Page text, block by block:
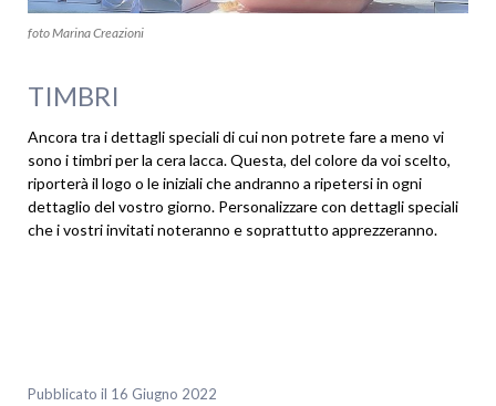
foto Marina Creazioni
TIMBRI
Ancora tra i dettagli speciali di cui non potrete fare a meno vi
sono i timbri per la cera lacca. Questa, del colore da voi scelto,
riporterà il logo o le iniziali che andranno a ripetersi in ogni
dettaglio del vostro giorno. Personalizzare con dettagli speciali
che i vostri invitati noteranno e soprattutto apprezzeranno.
Pubblicato il 16 Giugno 2022